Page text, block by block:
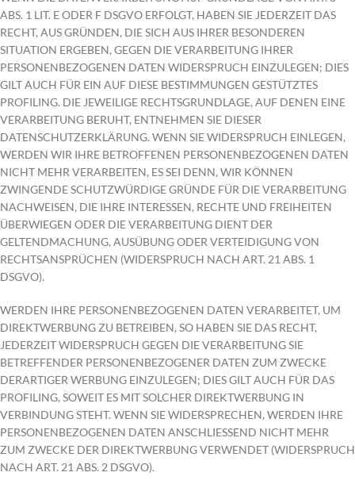
ABS. 1 LIT. E ODER F DSGVO ERFOLGT, HABEN SIE JEDERZEIT DAS
RECHT, AUS GRÜNDEN, DIE SICH AUS IHRER BESONDEREN
SITUATION ERGEBEN, GEGEN DIE VERARBEITUNG IHRER
PERSONENBEZOGENEN DATEN WIDERSPRUCH EINZULEGEN; DIES
GILT AUCH FÜR EIN AUF DIESE BESTIMMUNGEN GESTÜTZTES
PROFILING. DIE JEWEILIGE RECHTSGRUNDLAGE, AUF DENEN EINE
VERARBEITUNG BERUHT, ENTNEHMEN SIE DIESER
DATENSCHUTZERKLÄRUNG. WENN SIE WIDERSPRUCH EINLEGEN,
WERDEN WIR IHRE BETROFFENEN PERSONENBEZOGENEN DATEN
NICHT MEHR VERARBEITEN, ES SEI DENN, WIR KÖNNEN
ZWINGENDE SCHUTZWÜRDIGE GRÜNDE FÜR DIE VERARBEITUNG
NACHWEISEN, DIE IHRE INTERESSEN, RECHTE UND FREIHEITEN
ÜBERWIEGEN ODER DIE VERARBEITUNG DIENT DER
GELTENDMACHUNG, AUSÜBUNG ODER VERTEIDIGUNG VON
RECHTSANSPRÜCHEN (WIDERSPRUCH NACH ART. 21 ABS. 1
DSGVO).
WERDEN IHRE PERSONENBEZOGENEN DATEN VERARBEITET, UM
DIREKTWERBUNG ZU BETREIBEN, SO HABEN SIE DAS RECHT,
JEDERZEIT WIDERSPRUCH GEGEN DIE VERARBEITUNG SIE
BETREFFENDER PERSONENBEZOGENER DATEN ZUM ZWECKE
DERARTIGER WERBUNG EINZULEGEN; DIES GILT AUCH FÜR DAS
PROFILING, SOWEIT ES MIT SOLCHER DIREKTWERBUNG IN
VERBINDUNG STEHT. WENN SIE WIDERSPRECHEN, WERDEN IHRE
PERSONENBEZOGENEN DATEN ANSCHLIESSEND NICHT MEHR
ZUM ZWECKE DER DIREKTWERBUNG VERWENDET (WIDERSPRUCH
NACH ART. 21 ABS. 2 DSGVO).